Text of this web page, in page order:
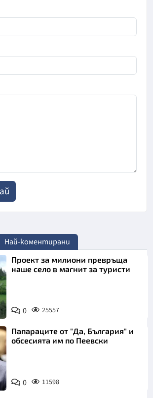
Най-коментирани
Проект за милиони превръща
наше село в магнит за туристи
0 25557
Папараците от "Да, България" и
обсесията им по Пеевски
0 11598